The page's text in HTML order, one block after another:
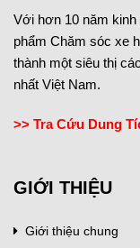
Với hơn 10 năm
phẩm Chăm sóc xe
thành một siêu thị
nhất Việt Nam.
>> Tra Cứu Dung
GIỚI THIỆU
Giới thiệu chung